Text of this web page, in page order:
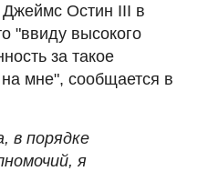
Остин III в
"ввиду высокого
за такое
мне", сообщается в
в порядке
я